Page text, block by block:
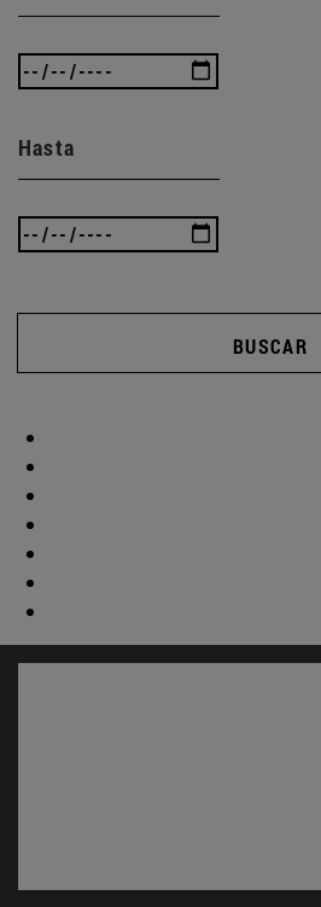
Hasta
BUSCAR